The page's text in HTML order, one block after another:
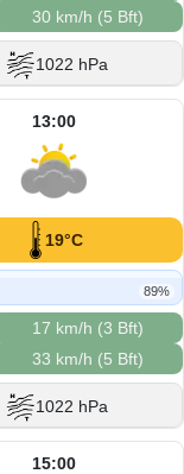
30 km/h (5 Bft)
1022 hPa
13:00
19°C
89%
17 km/h (3 Bft)
33 km/h (5 Bft)
1022 hPa
15:00